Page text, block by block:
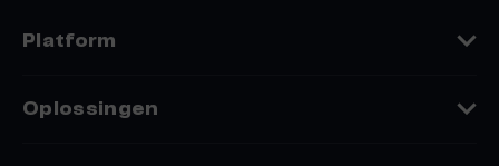
Platform
Oplossingen